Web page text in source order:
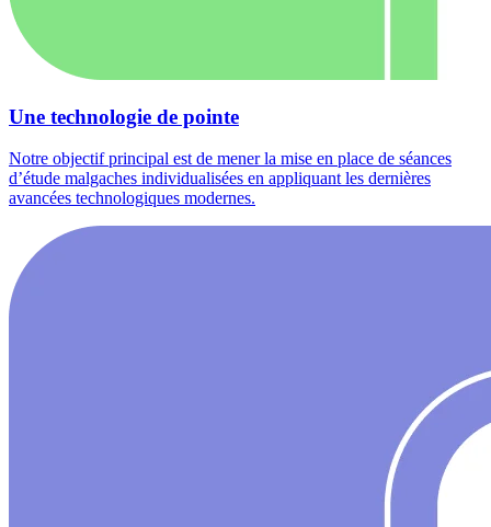
Une technologie de pointe
Notre objectif principal est de mener la mise en place de séances
d’étude malgaches individualisées en appliquant les dernières
avancées technologiques modernes.